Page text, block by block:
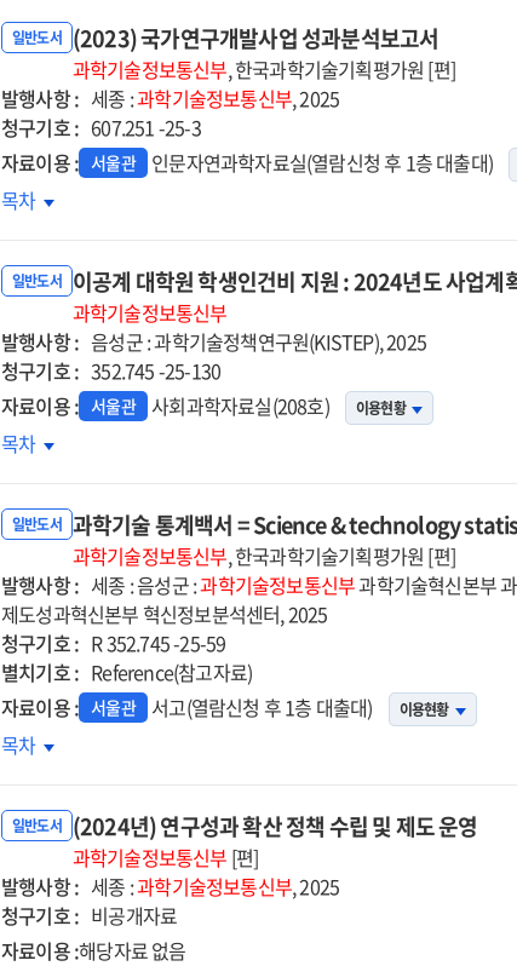
그래프와
표로
바라본
우리나라
연구개발활동
일반도서 (2023) 국가연구개발사업 성과분석보고서
과학기술정보통신부, 한국과학기술기획평가원 [편]
발행사항 : 세종 :과학기술정보통신부, 2025
청구기호 : 607.251 -25-3
자료이용 : 서울관 인문자연과학자료실(열람신청 후 1층 대출대)
(2023)
목차
일반도서 이공계 대학원 학생인건비 지원 : 2024년도 사업계
과학기술정보통신부
발행사항 : 음성군 : 과학기술정책연구원(KISTEP), 2025
청구기호 : 352.745 -25-130
자료이용 : 서울관 사회과학자료실(208호) 이용현황
이공계
지원
2024년도
사업계획
적정성
검토
보고서
목차
일반도서 과학기술 통계백서 = Science & technology
과학기술정보통신부, 한국과학기술기획평가원 [편]
발행사항 : 세종 : 음성군 :과학기술정보통신부과학기술혁신본부
제도성과혁신본부 혁신정보분석센터, 2025
청구기호 : R 352.745 -25-59
별치기호 : Reference(참고자료)
자료이용 : 서울관 서고(열람신청 후 1층 대출대) 이용현황
과학기술
Science
technology
statistics.
2024
목차
일반도서 (2024년) 연구성과 확산 정책 수립 및 제도 운영
과학기술정보통신부 [편]
발행사항 : 세종 :과학기술정보통신부, 2025
청구기호 : 비공개자료
자료이용 :해당자료 없음